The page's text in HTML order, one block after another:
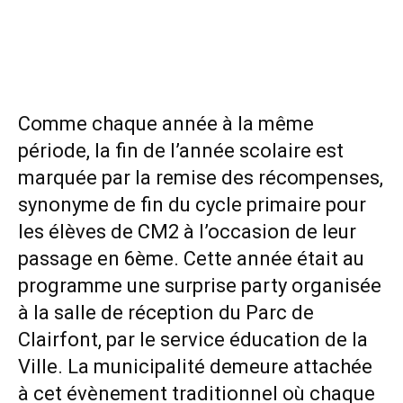
Comme chaque année à la même
période, la fin de l’année scolaire est
marquée par la remise des récompenses,
synonyme de fin du cycle primaire pour
les élèves de CM2 à l’occasion de leur
passage en 6ème. Cette année était au
programme une surprise party organisée
à la salle de réception du Parc de
Clairfont, par le service éducation de la
Ville. La municipalité demeure attachée
à cet évènement traditionnel où chaque